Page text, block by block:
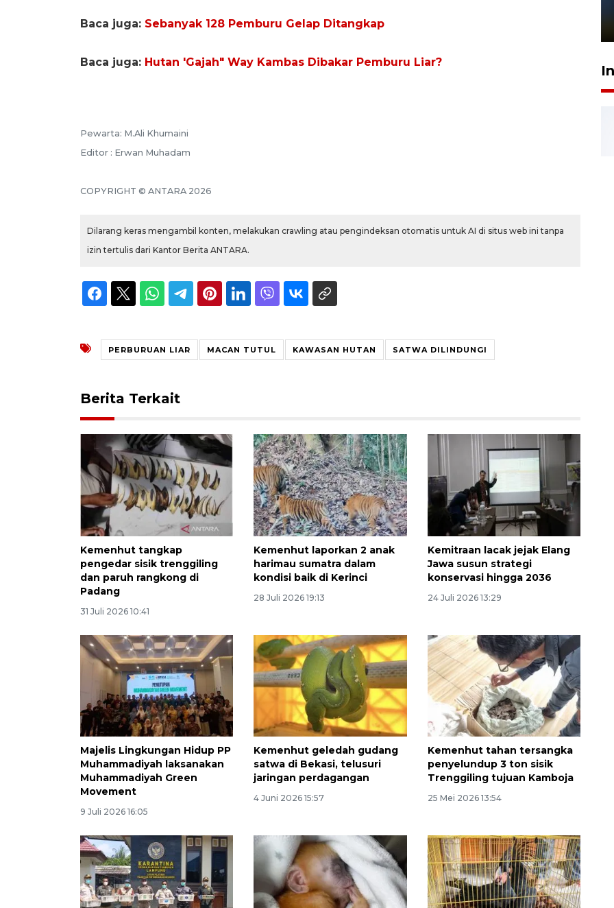
Baca juga: Sebanyak 128 Pemburu Gelap Ditangkap
Baca juga: Hutan 'Gajah" Way Kambas Dibakar Pemburu Liar?
Pewarta: M.Ali Khumaini
Editor : Erwan Muhadam
COPYRIGHT © ANTARA 2026
Dilarang keras mengambil konten, melakukan crawling atau pengindeksan otomatis untuk AI di situs web ini tanpa
izin tertulis dari Kantor Berita ANTARA.
PERBURUAN LIAR MACAN TUTUL KAWASAN HUTAN SATWA DILINDUNGI
Berita Terkait
Kemenhut tangkap
pengedar sisik trenggiling
dan paruh rangkong di
Padang
31 Juli 2026 10:41
Kemenhut laporkan 2 anak
harimau sumatra dalam
kondisi baik di Kerinci
28 Juli 2026 19:13
Kemitraan lacak jejak Elang
Jawa susun strategi
konservasi hingga 2036
24 Juli 2026 13:29
Majelis Lingkungan Hidup PP
Muhammadiyah laksanakan
Muhammadiyah Green
Movement
9 Juli 2026 16:05
Kemenhut geledah gudang
satwa di Bekasi, telusuri
jaringan perdagangan
4 Juni 2026 15:57
Kemenhut tahan tersangka
penyelundup 3 ton sisik
Trenggiling tujuan Kamboja
25 Mei 2026 13:54
1 Juni 2026 05:47
160 ribu sambungan baru
jaringan gas 2026
2026-08-07 18:00:00